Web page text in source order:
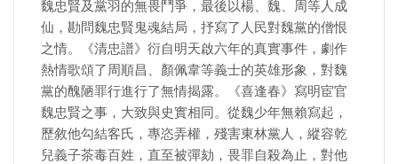
魏忠賢及黨羽的無畏鬥爭，最後以楊、魏、周等人成
仙，勘問魏忠賢鬼魂結局，抒寫了人民對魏黨的僧恨
之情。《清忠譜》衍自明天啟六年的真實事件，劇作
熱情歌頌了周順昌、顏佩韋等義士的英雄形象，對魏
黨的醜陋罪行進行了無情揭露。《喜逢春》寫明宦官
魏忠賢之事，大致與史實相同。從魏少年無賴寫起，
歷敘他勾結客氏，專恣弄權，殘害東林黨人，縱容乾
兒義子茶毒百姓，直至被彈劾，畏罪自殺為止，對他